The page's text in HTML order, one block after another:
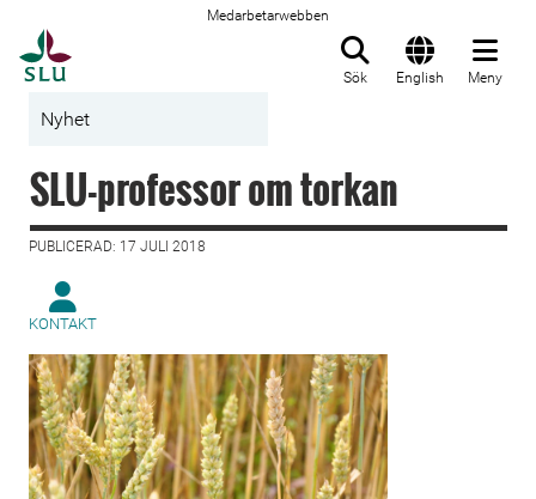
Medarbetarwebben
Sök English Meny
Nyhet
SLU-professor om torkan
PUBLICERAD: 17 JULI 2018
KONTAKT